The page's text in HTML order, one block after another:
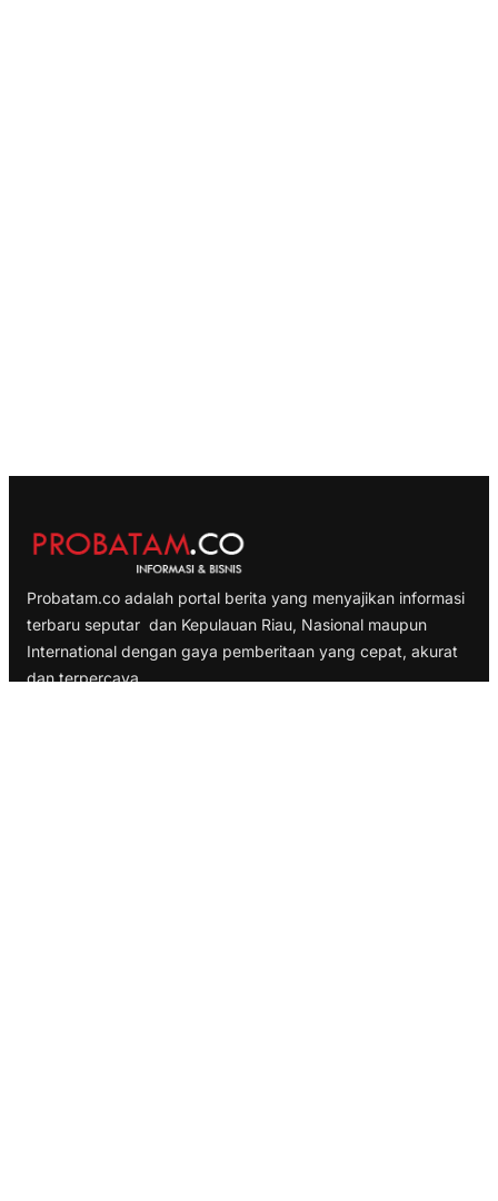
Probatam.co adalah portal berita yang menyajikan informasi
terbaru seputar dan Kepulauan Riau, Nasional maupun
International dengan gaya pemberitaan yang cepat, akurat
dan terpercaya